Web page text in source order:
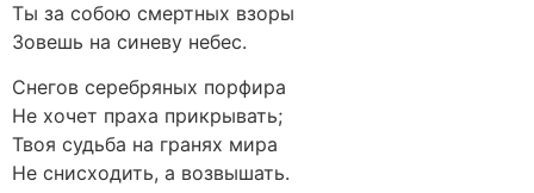
Ты за собою смертных взоры
Зовешь на синеву небес.
Снегов серебряных порфира
Не хочет праха прикрывать;
Твоя судьба на гранях мира
Не снисходить, а возвышать.